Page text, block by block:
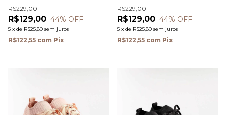
R$129,00
R$229,00
44% OFF
5 x de R$25,80 sem juros
R$122,55 com Pix
R$129,00
R$229,00
44% OFF
5 x de R$25,80 sem juros
R$122,55 com Pix